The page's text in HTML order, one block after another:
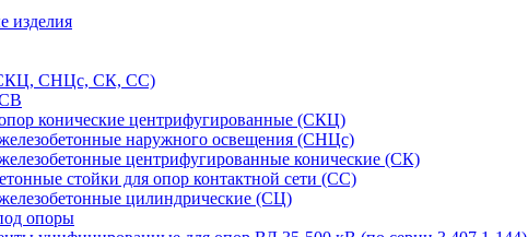
изделия
СНЦс, СК, СС)
конические центрифугированные (СКЦ)
наружного освещения (СНЦс)
центрифугированные конические (СК)
стойки для опор контактной сети (СС)
цилиндрические (СЦ)
опоры